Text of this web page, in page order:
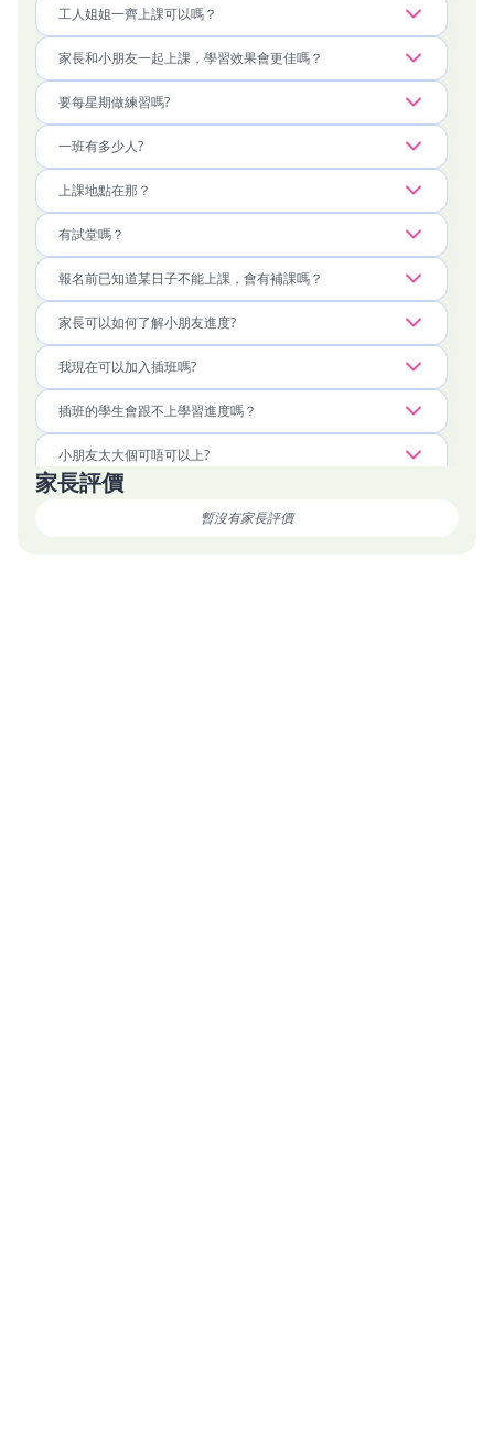
工人姐姐一齊上課可以嗎？
家長和小朋友一起上課，學習效果會更佳嗎？
要每星期做練習嗎?
一班有多少人?
上課地點在那？
有試堂嗎？
報名前已知道某日子不能上課，會有補課嗎？
家長可以如何了解小朋友進度?
我現在可以加入插班嗎?
插班的學生會跟不上學習進度嗎？
小朋友太大個可唔可以上?
親子Phonics Playgroup/ Letterland Phonics圖像英語拼音課
程/ Phonics Enrichment，這3個課程該如何選擇?
家長評價
暫沒有家長評價